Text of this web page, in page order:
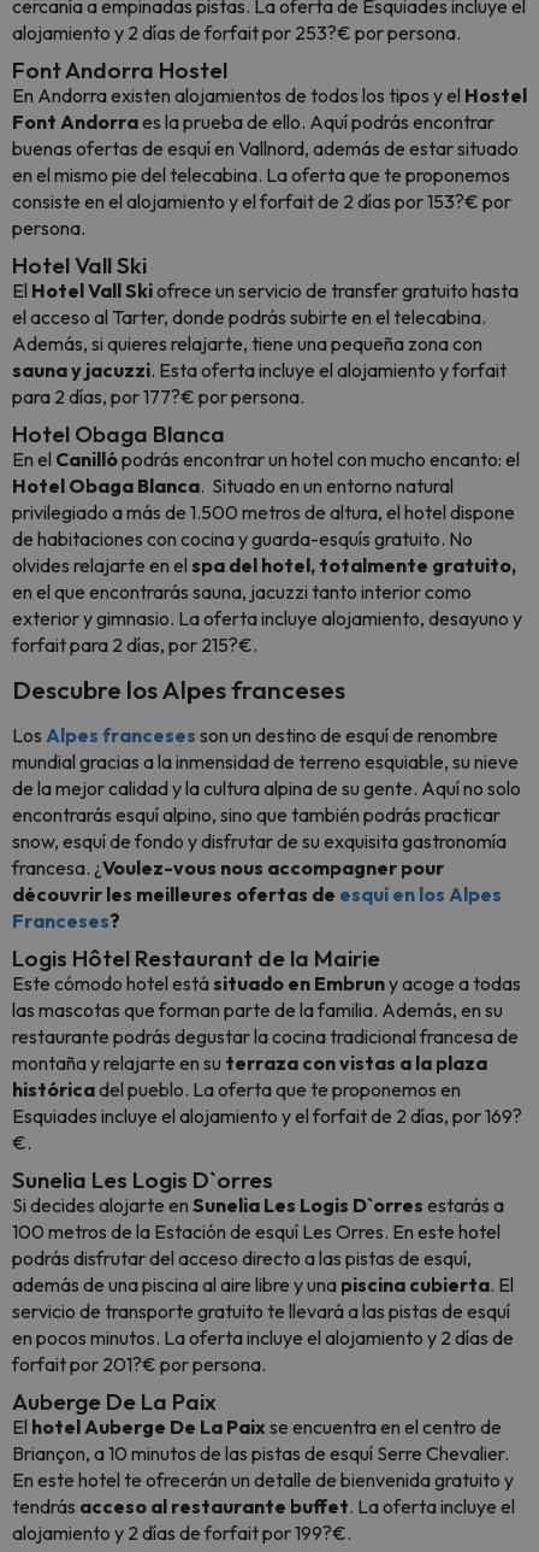
cercanía a empinadas pistas. La oferta de Esquiades incluye el
alojamiento y 2 días de forfait por 253?€ por persona.
Font Andorra Hostel
En Andorra existen alojamientos de todos los tipos y el Hostel
Font Andorraes la prueba de ello. Aquí podrás encontrar
buenas ofertas de esquí en Vallnord, además de estar situado
en el mismo pie del telecabina. La oferta que te proponemos
consiste en el alojamiento y el forfait de 2 días por 153?€ por
persona.
Hotel Vall Ski
El Hotel Vall Skiofrece un servicio de transfer gratuito hasta
el acceso al Tarter, donde podrás subirte en el telecabina.
Además, si quieres relajarte, tiene una pequeña zona con
sauna y jacuzzi. Esta oferta incluye el alojamiento y forfait
para 2 días, por 177?€ por persona.
Hotel Obaga Blanca
En el Canillópodrás encontrar un hotel con mucho encanto: el
Hotel Obaga Blanca. Situado en un entorno natural
privilegiado a más de 1.500 metros de altura, el hotel dispone
de habitaciones con cocina y guarda-esquís gratuito. No
olvides relajarte en el spa del hotel, totalmente gratuito,
en el que encontrarás sauna, jacuzzi tanto interior como
exterior y gimnasio. La oferta incluye alojamiento, desayuno y
forfait para 2 días, por 215?€.
Descubre los Alpes franceses
Los Alpes franceses son un destino de esquí de renombre
mundial gracias a la inmensidad de terreno esquiable, su nieve
de la mejor calidad y la cultura alpina de su gente. Aquí no solo
encontrarás esquí alpino, sino que también podrás practicar
snow, esquí de fondo y disfrutar de su exquisita gastronomía
francesa. ¿Voulez-vous nous accompagner pour
découvrir les meilleures ofertas de esquí en los Alpes
Franceses?
Logis Hôtel Restaurant de la Mairie
Este cómodo hotel estásituado en Embruny acoge a todas
las mascotas que forman parte de la familia. Además, en su
restaurante podrás degustar la cocina tradicional francesa de
montaña y relajarte en su terraza con vistas a la plaza
históricadel pueblo. La oferta que te proponemos en
Esquiades incluye el alojamiento y el forfait de 2 días, por 169?
€.
Sunelia Les Logis D`orres
Si decides alojarte en Sunelia Les Logis D`orres estarás a
100 metros de la Estación de esquí Les Orres. En este hotel
podrás disfrutar del acceso directo a las pistas de esquí,
además de una piscina al aire libre y una piscina cubierta. El
servicio de transporte gratuito te llevará a las pistas de esquí
en pocos minutos. La oferta incluye el alojamiento y 2 días de
forfait por 201?€ por persona.
Auberge De La Paix
El hotel Auberge De La Paix se encuentra en el centro de
Briançon, a 10 minutos de las pistas de esquí Serre Chevalier.
En este hotel te ofrecerán un detalle de bienvenida gratuito y
tendrás acceso al restaurante buffet. La oferta incluye el
alojamiento y 2 días de forfait por 199?€.